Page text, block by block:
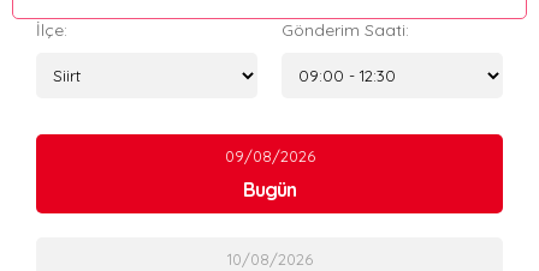
İlçe: Gönderim Saati:
09/08/2026
Bugün
10/08/2026